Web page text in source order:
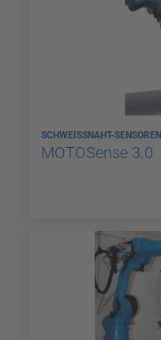
SCHWEISSNAHT-SENSOREN
MOTOSense 3.0